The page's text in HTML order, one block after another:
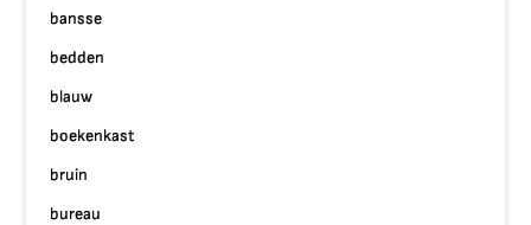
bansse
bedden
blauw
boekenkast
bruin
bureau